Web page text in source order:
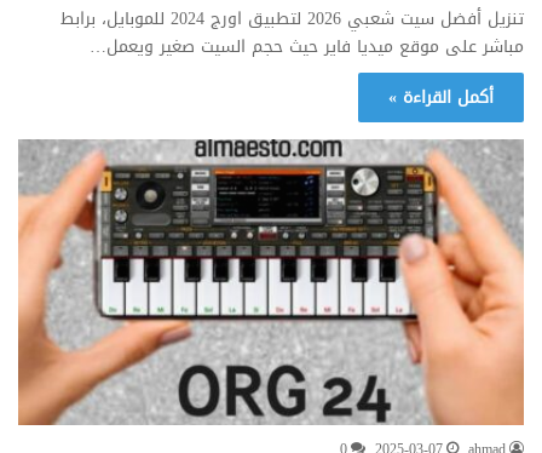
تنزيل أفضل سيت شعبي 2026 لتطبيق اورج 2024 للموبايل، برابط
مباشر على موقع ميديا فاير حيث حجم السيت صغير ويعمل…
أكمل القراءة »